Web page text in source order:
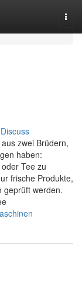
Discuss
zwei Brüdern,
haben:
Tee zu
frische Produkte,
geprüft werden.